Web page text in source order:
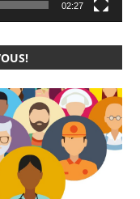
02:27